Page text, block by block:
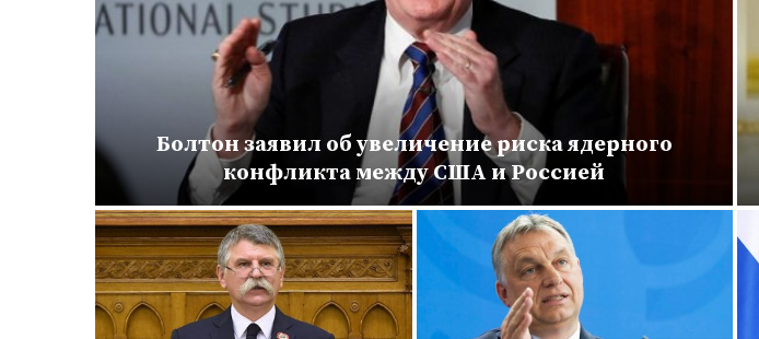
Болтон заявил об увеличение риска ядерного
конфликта между США и Россией